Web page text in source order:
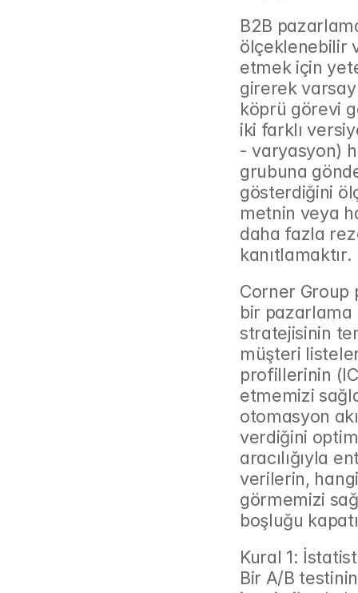
B2B
ölçeklenebilir
etmek için
girerek
köprü görevi
iki farklı
- varyasyon)
grubuna
gösterdiğini
metnin veya
daha fazla
kanıtlamaktır.
Corner Group
bir pazarlama
stratejisinin
müşteri
profillerinin
etmemizi
otomasyon
verdiğini
aracılığıyla
verilerin,
görmemizi
boşluğu
Kural 1:
Bir A/B